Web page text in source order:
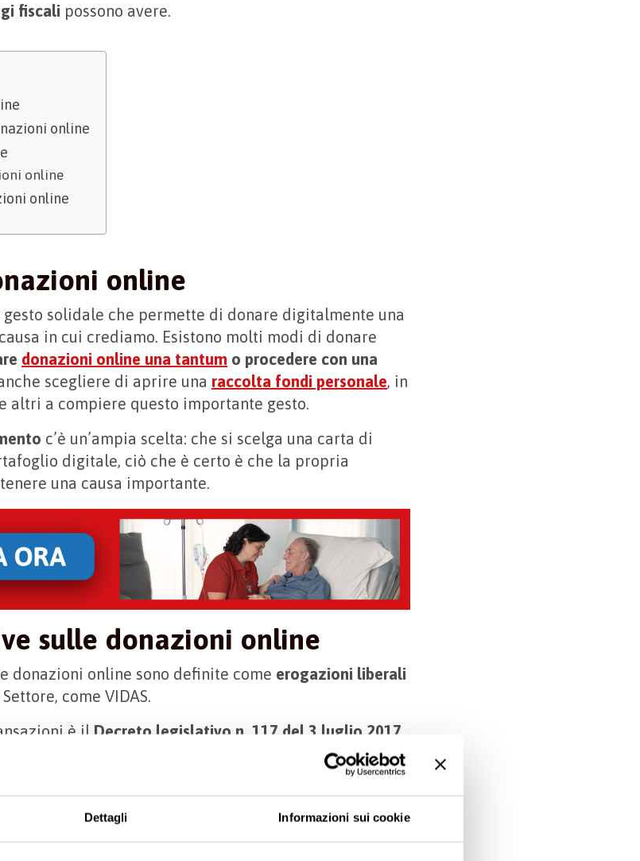
Dettagli Informazioni sui cookie
fiscali possono avere.
online
online
online
online
gesto solidale che permette di donare digitalmente una
in cui crediamo. Esistono molti modi di donare
donazioni online una tantum o procedere con una
anche scegliere di aprire unaraccolta fondi personale, in
altri a compiere questo importante gesto.
c’è un’ampia scelta: che si scelga una carta di
digitale, ciò che è certo è che la propria
una causa importante.
sulle donazioni online
donazioni online sono definite come erogazioni liberali
come VIDAS.
è il Decreto legislativo n. 117 del 3 luglio 2017
. Per garantire la massima trasparenza,
obblighi fondamentali per gli enti in questione:
essere regolarmente iscritte al
Registro Unico